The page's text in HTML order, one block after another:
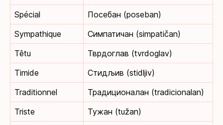
Spécial
Посебан (poseban)
Sympathique
Симпатичан (simpatičan)
Têtu
Тврдоглав (tvrdoglav)
Timide
Стидљив (stidljiv)
Traditionnel
Традиционалан (tradicionalan)
Triste
Тужан (tužan)